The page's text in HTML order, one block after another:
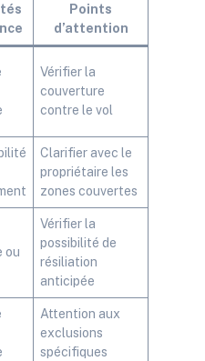
Points
d’attention
Vérifier la
couverture
contre le vol
Clarifier avec le
propriétaire les
zones couvertes
ou
Vérifier la
possibilité de
résiliation
anticipée
Attention aux
exclusions
spécifiques